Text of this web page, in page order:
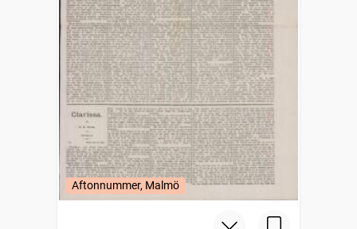
Aftonnummer, Malmö